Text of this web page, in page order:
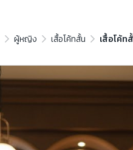
ผู้หญิง เสื้อโค้ทสั้น เสื้อโค้ท